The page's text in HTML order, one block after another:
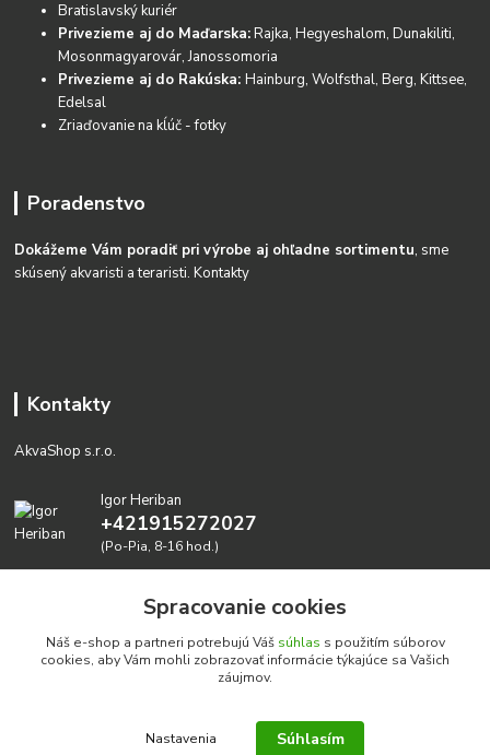
Bratislavský kuriér
Privezieme aj do Maďarska:Rajka, Hegyeshalom, Dunakiliti,
Mosonmagyarovár, Janossomoria
Privezieme aj do Rakúska:Hainburg, Wolfsthal, Berg, Kittsee,
Edelsal
Zriaďovanie na kĺúč - fotky
Poradenstvo
Dokážeme Vám poradiť pri výrobe aj ohľadne sortimentu, sme
skúsený akvaristi a teraristi.Kontakty
Kontakty
AkvaShop s.r.o.
Igor Heriban
+421915272027
(Po-Pia, 8-16 hod.)
Realizujeme prírodné akvária: AkvaShop s.r.o. • IBAN:
Spracovanie cookies
Náš e-shop a partneri potrebujú Váš súhlas s použitím súborov
cookies, aby Vám mohli zobrazovať informácie týkajúce sa Vašich
záujmov.
Nastavenia Súhlasím